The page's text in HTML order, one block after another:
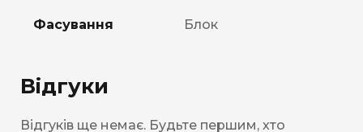
Фасування Блок
Відгуки
Відгуків ще немає. Будьте першим, хто